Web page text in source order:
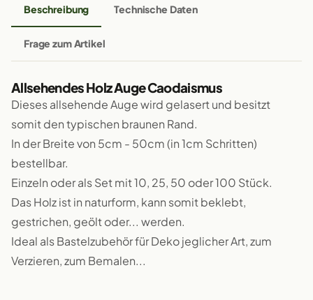
Beschreibung Technische Daten
Frage zum Artikel
Allsehendes Holz Auge Caodaismus
Dieses allsehende Auge wird gelasert und besitzt
somit den typischen braunen Rand.
In der Breite von 5cm - 50cm (in 1cm Schritten)
bestellbar.
Einzeln oder als Set mit 10, 25, 50 oder 100 Stück.
Das Holz ist in naturform, kann somit beklebt,
gestrichen, geölt oder... werden.
Ideal als Bastelzubehör für Deko jeglicher Art, zum
Verzieren, zum Bemalen...